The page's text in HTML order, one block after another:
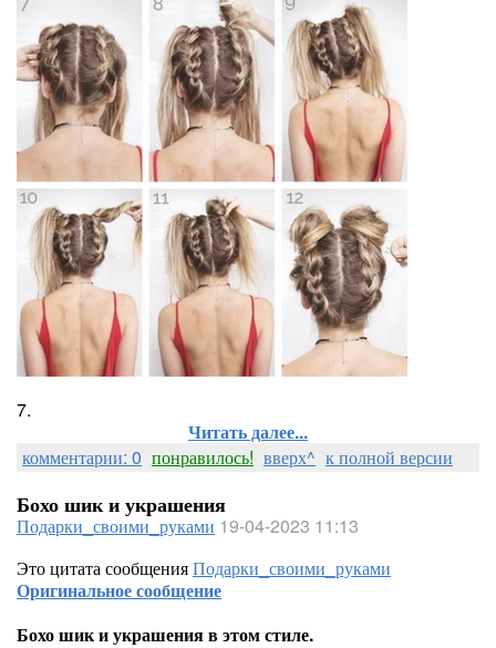
7.
Читать далее...
комментарии: 0 понравилось! вверх^ к полной версии
Бохо шик и украшения
Подарки_своими_руками 19-04-2023 11:13
Это цитата сообщенияПодарки_своими_руками
Оригинальное сообщение
Бохо шик и украшения в этом стиле.